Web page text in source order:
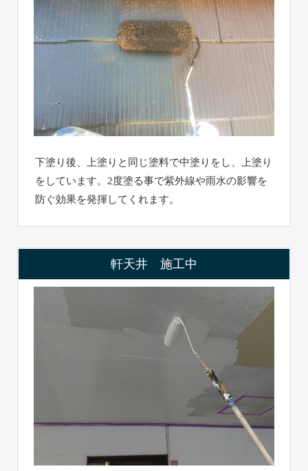
下塗り後、上塗りと同じ塗料で中塗りをし、上塗り
をしています。2度塗る事で紫外線や雨水の影響を
防ぐ効果を発揮してくれます。
軒天井 施工中